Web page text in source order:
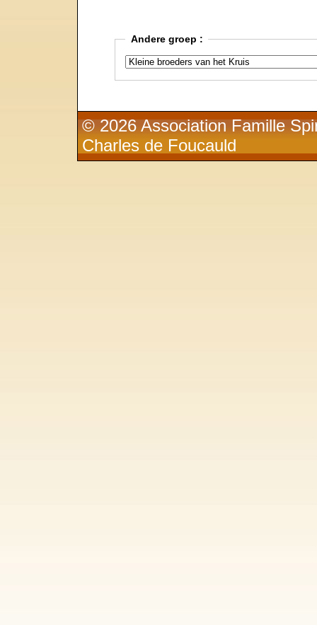
Andere groep :
© 2026 Association Famille
Charles de Foucauld